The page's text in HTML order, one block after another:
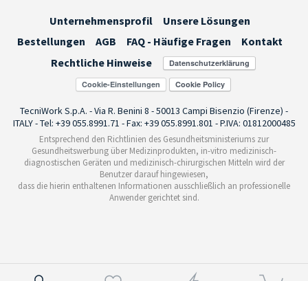
Unternehmensprofil
Unsere Lösungen
Bestellungen
AGB FAQ - Häufige Fragen
Kontakt
Rechtliche Hinweise
Cookie-Einstellungen
TecniWork S.p.A. - Via R. Benini 8 - 50013 Campi Bisenzio (Firenze) -
ITALY - Tel: +39 055.8991.71 - Fax: +39 055.8991.801 - P.IVA: 01812000485
Entsprechend den Richtlinien des Gesundheitsministeriums zur
Gesundheitswerbung über Medizinprodukten, in-vitro medizinisch-
diagnostischen Geräten und medizinisch-chirurgischen Mitteln wird der
Benutzer darauf hingewiesen,
dass die hierin enthaltenen Informationen ausschließlich an professionelle
Anwender gerichtet sind.